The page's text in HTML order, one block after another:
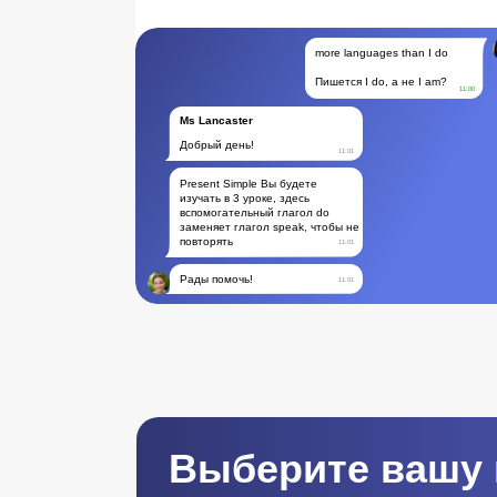
Добрый день!
Ms Lancaster
11:01
Present Simple Вы будете
изучать в 3 уроке, здесь
вспомогательный глагол do
заменяет глагол speak, чтобы не
повторять
11:01
Рады помочь! 11:01
more languages than I do
Пишется I do, а не I am?
11:00
Выберите вашу